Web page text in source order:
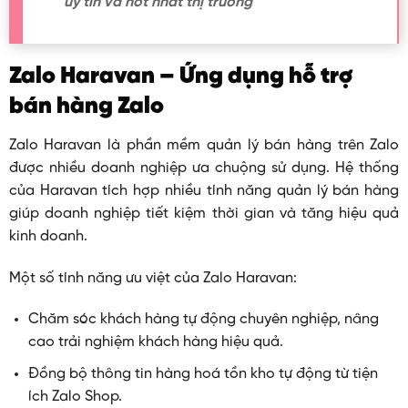
Zalo Haravan – Ứng dụng hỗ trợ
bán hàng Zalo
Zalo Haravan là phần mềm quản lý bán hàng trên Zalo
được nhiều doanh nghiệp ưa chuộng sử dụng. Hệ thống
của Haravan tích hợp nhiều tính năng quản lý bán hàng
giúp doanh nghiệp tiết kiệm thời gian và tăng hiệu quả
kinh doanh.
Một số tính năng ưu việt của Zalo Haravan:
Chăm sóc khách hàng tự động chuyên nghiệp, nâng
cao trải nghiệm khách hàng hiệu quả.
Đồng bộ thông tin hàng hoá tồn kho tự động từ tiện
ích Zalo Shop.